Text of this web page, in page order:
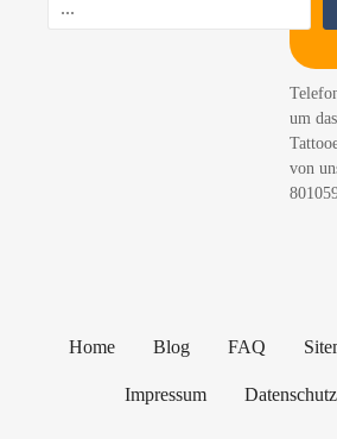
um
von
Home Blog FAQ
Impressum